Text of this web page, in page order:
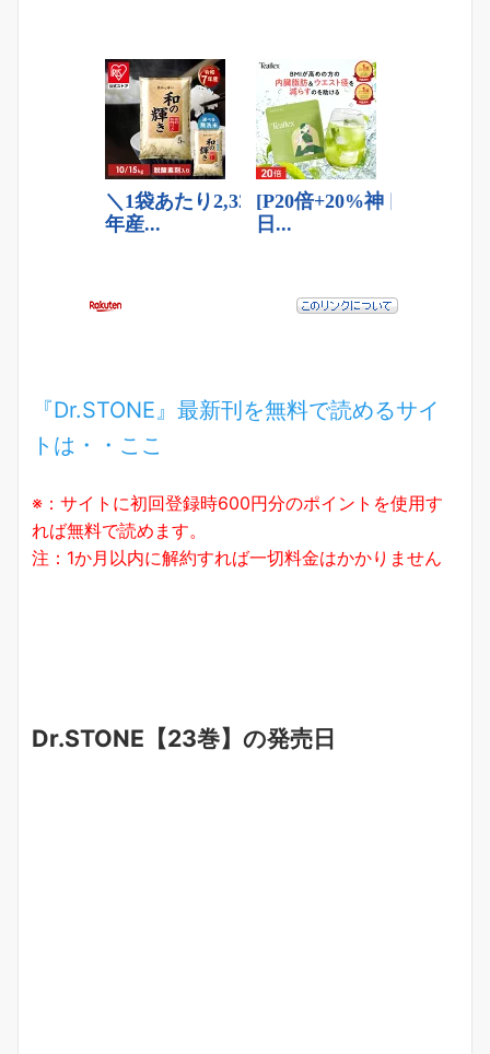
『Dr.STONE』最新刊を無料で読めるサイ
トは・・ここ
※：サイトに初回登録時600円分のポイントを使用す
れば無料で読めます。
注：1か月以内に解約すれば一切料金はかかりません
Dr.STONE【23巻】の発売日